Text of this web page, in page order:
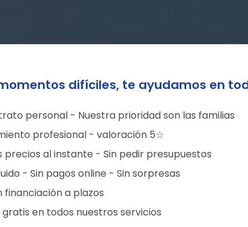
difíciles, te ayudamos en
personal - Nuestra prioridad son las familias
profesional - valoración 5☆
precios al instante - Sin pedir presupuestos
- Sin pagos online - Sin sorpresas
financiación a plazos
en todos nuestros servicios